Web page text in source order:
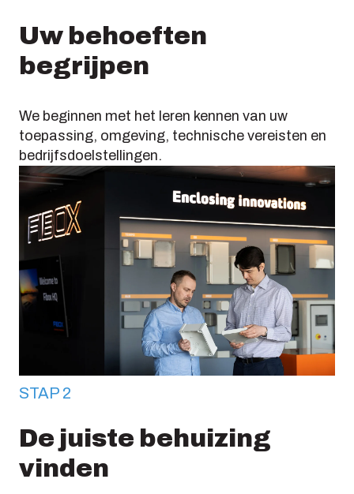
Uw behoeften
begrijpen
We beginnen met het leren kennen van uw
toepassing, omgeving, technische vereisten en
bedrijfsdoelstellingen.
STAP 2
De juiste behuizing
vinden